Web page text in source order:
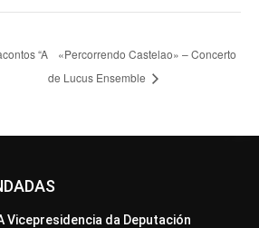
“A
«Percorrendo Castelao» – Concerto
de Lucus Ensemble
Vicepresidencia da Deputación